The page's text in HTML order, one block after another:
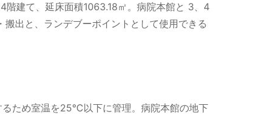
階建て、延床面積1063.18㎡。病院本館と 3、4
出と、ランデブーポイントとして使用できる
るため室温を25℃以下に管理。病院本館の地下